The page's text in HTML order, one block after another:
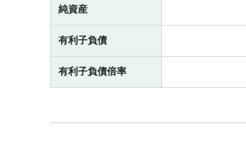
純資産
有利子負債
有利子負債倍率